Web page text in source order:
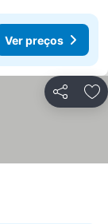
Ver preços
Partilhar